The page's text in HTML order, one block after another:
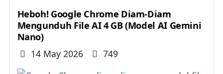
Heboh! Google Chrome Diam-Diam
Mengunduh File AI 4 GB (Model AI Gemini
Nano)
Details
14 May 2026 749